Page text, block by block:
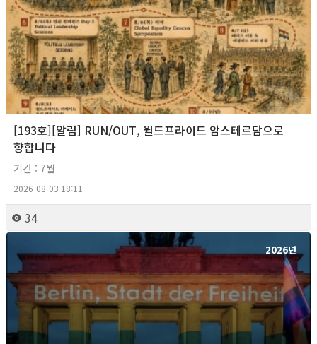
[193호][알림] RUN/OUT, 월드프라이드 암스테르담으로
향합니다
기간 : 7월
2026-08-03 18:11
34
2026년